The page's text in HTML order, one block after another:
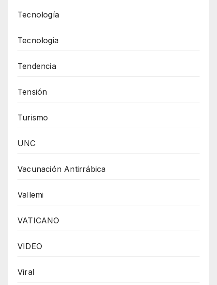
Tecnología
Tecnologia
Tendencia
Tensión
Turismo
UNC
Vacunación Antirrábica
Vallemi
VATICANO
VIDEO
Viral